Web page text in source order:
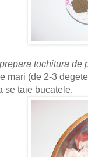
tochitura de
mari (de 2-3
se taie bucatele.